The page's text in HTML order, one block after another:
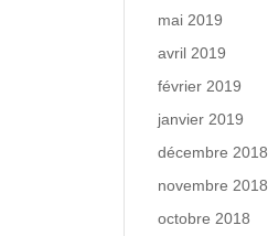
mai 2019
avril 2019
février 2019
janvier 2019
décembre 2018
novembre 2018
octobre 2018